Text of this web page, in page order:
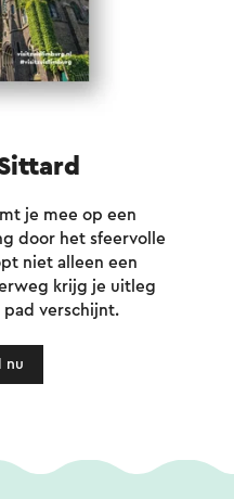
je mee op een
door het sfeervolle
niet alleen een
krijg je uitleg
pad verschijnt.
nu